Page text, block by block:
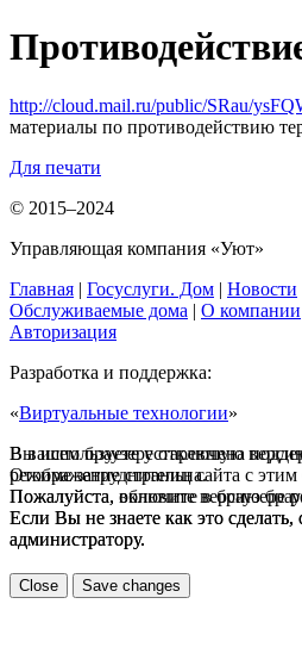
http://cloud.mail.ru/public/SRau/
материалы по противодействию
Для печати
© 2015–2024
Управляющая компания «Уют»
Главная | Госуслуги. Дом | Новости
Обслуживаемые дома | О компании
Авторизация
Разработка и поддержка:
«Виртуальные технологии»
В вашем браузере отключена
режиме затруднительна.
Пожалуйста, включите в браузере
Если Вы не знаете как это
администратору.
Вы используете устаревшую
Отображение страниц сайта с
Пожалуйста, обновите версию
Если Вы не знаете как это
администратору.
Close Save changes